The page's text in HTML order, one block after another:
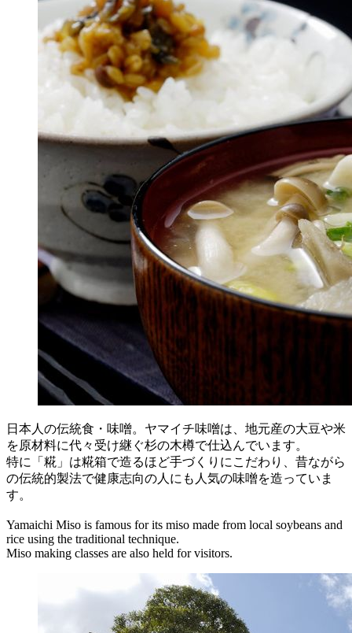
日本人の伝統食・味噌。ヤマイチ味噌は、地元産の大豆や米
を原材料に代々受け継ぐ杉の木樽で仕込んでいます。
特に「糀」は糀箱で造るほど手づくりにこだわり、昔ながら
の伝統的製法で健康志向の人にも人気の味噌を造っていま
す。
Yamaichi Miso is famous for its miso made from local soybeans and
rice using the traditional technique.
Miso making classes are also held for visitors.